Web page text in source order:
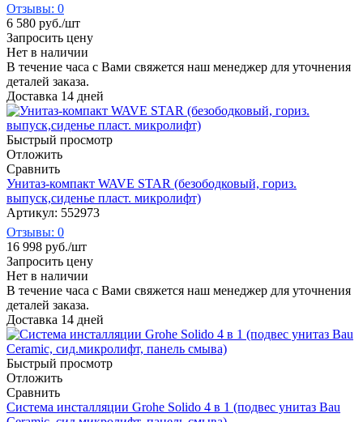
Отзывы: 0
6 580 руб./шт
Запросить цену
Нет в наличии
В течение часа с Вами свяжется наш менеджер для уточнения
деталей заказа.
Доставка 14 дней
Быстрый просмотр
Отложить
Сравнить
Унитаз-компакт WAVE STAR (безободковый, гориз.
выпуск,сиденье пласт. микролифт)
Артикул: 552973
Отзывы: 0
16 998 руб./шт
Запросить цену
Нет в наличии
В течение часа с Вами свяжется наш менеджер для уточнения
деталей заказа.
Доставка 14 дней
Быстрый просмотр
Отложить
Сравнить
Система инсталляции Grohe Solido 4 в 1 (подвес унитаз Bau